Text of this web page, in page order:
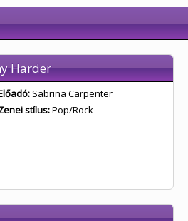
Harder
Sabrina Carpenter
stílus:Pop/Rock